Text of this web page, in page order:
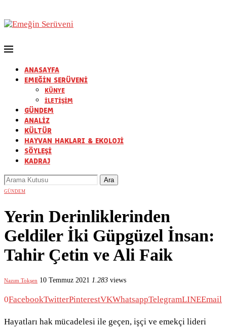
ANASAYFA
EMEĞİN SERÜVENİ
KÜNYE
İLETİŞİM
GÜNDEM
ANALİZ
KÜLTÜR
HAYVAN HAKLARI & EKOLOJİ
SÖYLEŞİ
KADRAJ
GÜNDEM
Yerin Derinliklerinden
Geldiler İki Güpgüzel İnsan:
Tahir Çetin ve Ali Faik
Nazım Tokşen 10 Temmuz 2021 1.283 views
0FacebookTwitterPinterestVKWhatsappTelegramLINEEmail
Hayatları hak mücadelesi ile geçen, işçi ve emekçi lideri